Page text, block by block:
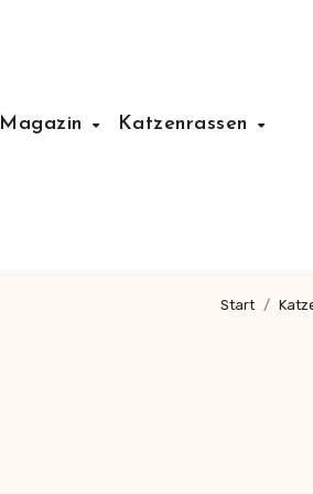
Magazin Katzenrassen
Start